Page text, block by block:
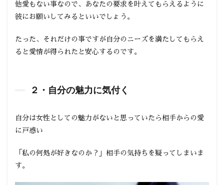
他愛もない事なので、あなたの要求を叶えてもらえるように
彼にお願いしてみるといいでしょう。
たった、それだけの事ですが自分のニーズを満たしてもらえ
ると愛情が得られたと安心するのです。
２・自分の魅力に気付く
自分は女性としての魅力がないと思っていたら相手からの愛
に戸惑い
「私の何処が好きなのか？」相手の気持ちを疑ってしまいま
す。